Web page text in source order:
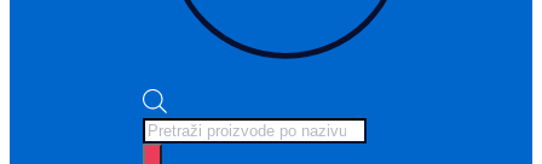
Products
search